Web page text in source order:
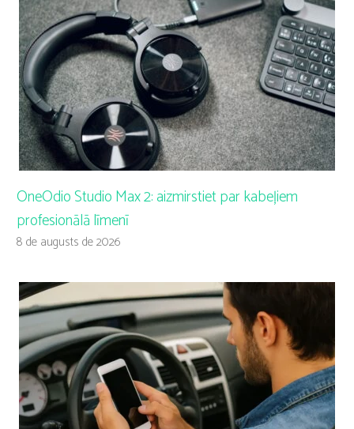
OneOdio Studio Max 2: aizmirstiet par kabeļiem
profesionālā līmenī
8 de augusts de 2026